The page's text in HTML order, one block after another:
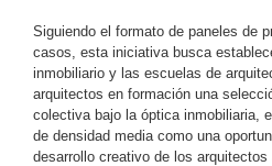
Siguiendo el formato de paneles de
casos, esta iniciativa busca
inmobiliario y las escuelas de
arquitectos en formación una
colectiva bajo la óptica inmobiliaria,
de densidad media como una
desarrollo creativo de los